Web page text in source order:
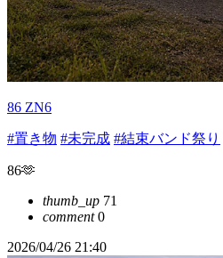
86 ZN6
#置き物 #未完成 #結束バンド祭り
86🫶
thumb_up 71
comment0
2026/04/26 21:40